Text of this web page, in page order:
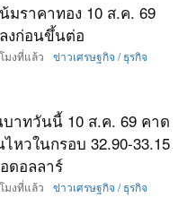
มราคาทอง 10 ส.ค. 69
งก่อนขึ้นต่อ
มงที่แล้ว ข่าวเศรษฐกิจ / ธุรกิจ
บาทวันนี้ 10 ส.ค. 69 คาด
ไหวในกรอบ 32.90-33.15
ดอลลาร์
มงที่แล้ว ข่าวเศรษฐกิจ / ธุรกิจ